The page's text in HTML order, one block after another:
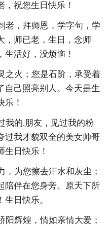
祝您生日快乐！
老，拜师恩，学字句，学
，师已老，生日，念师
活好，没烦恼！
之火；您是石阶，承受着
自己照亮别人。今天是生
乐！
我的.朋友，见过我的粉
过我才貌双全的美女帅哥
日快乐！
，为您擦去汗水和灰尘；
陪伴在您身旁。原天下所
日快乐。
阳辉煌，情如亲情大爱；